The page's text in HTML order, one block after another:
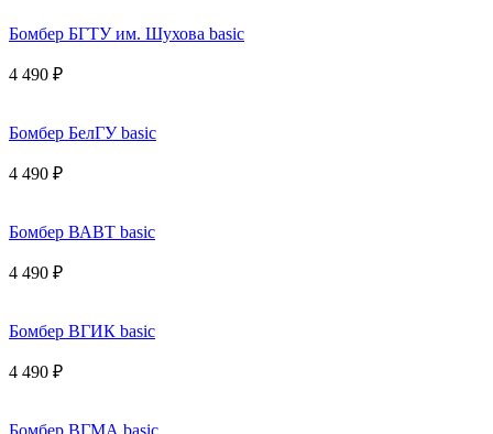
Бомбер БГТУ им. Шухова basic
4 490 ₽
Бомбер БелГУ basic
4 490 ₽
Бомбер ВАВТ basic
4 490 ₽
Бомбер ВГИК basic
4 490 ₽
Бомбер ВГМА basic